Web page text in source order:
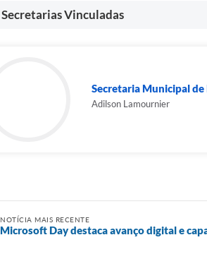
Secretarias Vinculadas
Secretaria Municipal de
Adilson Lamournier
NOTÍCIA MAIS RECENTE
Microsoft Day destaca avanço digital e